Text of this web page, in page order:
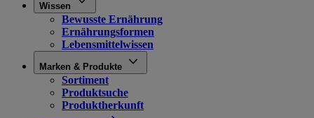
Wissen
Bewusste Ernährung
Ernährungsformen
Lebensmittelwissen
Marken & Produkte
Sortiment
Produktsuche
Produktherkunft